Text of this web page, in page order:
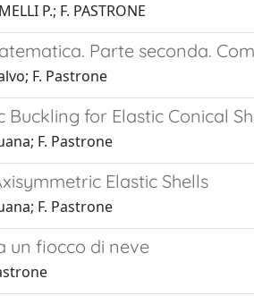
P.; F. PASTRONE
Parte seconda.
F. Pastrone
Buckling for Elastic Conical
F. Pastrone
Elastic Shells
F. Pastrone
un fiocco di neve